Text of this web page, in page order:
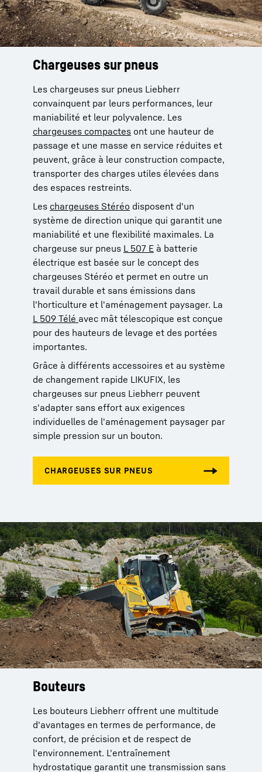
Chargeuses sur pneus
Les chargeuses sur pneus Liebherr
convainquent par leurs performances, leur
maniabilité et leur polyvalence. Les
chargeuses compactes ont une hauteur de
passage et une masse en service réduites et
peuvent, grâce à leur construction compacte,
transporter des charges utiles élevées dans
des espaces restreints.
Les chargeuses Stéréo disposent d'un
système de direction unique qui garantit une
maniabilité et une flexibilité maximales. La
chargeuse sur pneus L 507 E à batterie
électrique est basée sur le concept des
chargeuses Stéréo et permet en outre un
travail durable et sans émissions dans
l'horticulture et l'aménagement paysager. La
L 509 Télé avec mât télescopique est conçue
pour des hauteurs de levage et des portées
importantes.
Grâce à différents accessoires et au système
de changement rapide LIKUFIX, les
chargeuses sur pneus Liebherr peuvent
s'adapter sans effort aux exigences
individuelles de l'aménagement paysager par
simple pression sur un bouton.
Bouteurs
Les bouteurs Liebherr offrent une multitude
d'avantages en termes de performance, de
confort, de précision et de respect de
l'environnement. L'entraînement
hydrostatique garantit une transmission sans